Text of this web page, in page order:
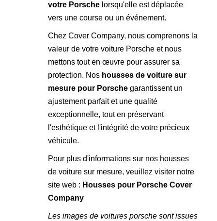
votre Porsche lorsqu'elle est déplacée
vers une course ou un événement.
Chez Cover Company, nous comprenons la
valeur de votre voiture Porsche et nous
mettons tout en œuvre pour assurer sa
protection. Nos housses de voiture sur
mesure pour Porsche garantissent un
ajustement parfait et une qualité
exceptionnelle, tout en préservant
l'esthétique et l'intégrité de votre précieux
véhicule.
Pour plus d'informations sur nos housses
de voiture sur mesure, veuillez visiter notre
site web : Housses pour Porsche Cover
Company
Les images de voitures porsche sont issues